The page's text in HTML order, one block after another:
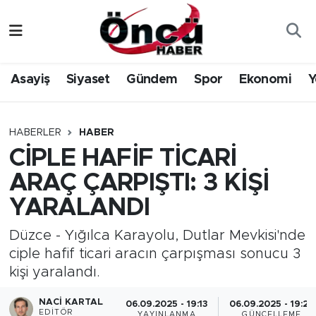
Asayiş Siyaset Gündem Spor Ekonomi
HABERLER HABER
CİPLE HAFİF TİCARİ
ARAÇ ÇARPIŞTI: 3 KİŞİ
YARALANDI
Düzce - Yığılca Karayolu, Dutlar Mevkisi'nde
ciple hafif ticari aracın çarpışması sonucu 3
kişi yaralandı.
NACI KARTAL
EDITÖR
06.09.2025 - 19:13
YAYINLANMA
06.09.2025 - 19:28
GÜNCELLEME
Gündem
Spor
Siyaset
Yerel Haber
Öncü Radyo Dinle
Öncü TV İzle
Düzce Nöbetçi Eczaneler
Düzce Hava Durumu
Düzce Trafik Yoğunluk Haritası
Süper Lig Puan Durumu ve Fikstür
Tüm Manşetler
Son Dakika Haberleri
Haber Arşivi